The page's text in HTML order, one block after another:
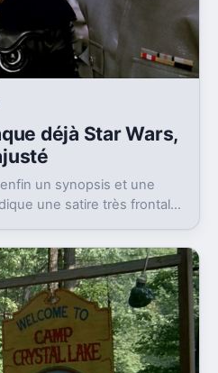
déjà Star Wars,
un synopsis et une
une satire très frontale